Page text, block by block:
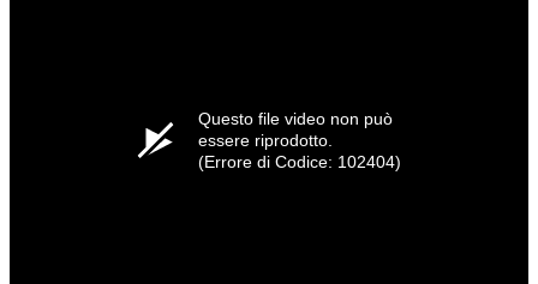
Questo file video non può
essere riprodotto.
(Errore di Codice: 102404)